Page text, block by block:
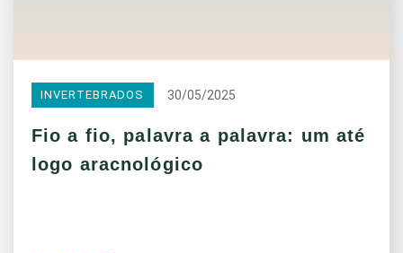
INVERTEBRADOS 30/05/2025
Fio a fio, palavra a palavra: um até
logo aracnológico